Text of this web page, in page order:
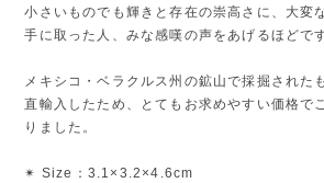
小さいものでも輝きと存在の崇高さに、大変
手に取った人、みな感嘆の声をあげるほどで
メキシコ・ベラクルス州の鉱山で採掘された
直輸入したため、とてもお求めやすい価格で
りました。
✴︎ Size：3.1×3.2×4.6cm